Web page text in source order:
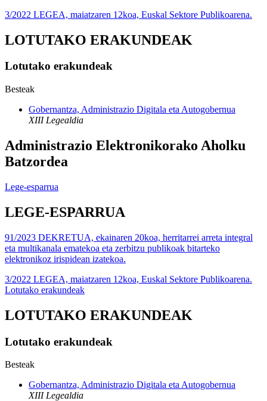
3/2022 LEGEA, maiatzaren 12koa, Euskal Sektore Publikoarena.
LOTUTAKO ERAKUNDEAK
Lotutako erakundeak
Besteak
Gobernantza, Administrazio Digitala eta Autogobernua
XIII Legealdia
Administrazio Elektronikorako Aholku
Batzordea
Lege-esparrua
LEGE-ESPARRUA
91/2023 DEKRETUA, ekainaren 20koa, herritarrei arreta integral
eta multikanala ematekoa eta zerbitzu publikoak bitarteko
elektronikoz irispidean izatekoa.
3/2022 LEGEA, maiatzaren 12koa, Euskal Sektore Publikoarena.
Lotutako erakundeak
LOTUTAKO ERAKUNDEAK
Lotutako erakundeak
Besteak
Gobernantza, Administrazio Digitala eta Autogobernua
XIII Legealdia